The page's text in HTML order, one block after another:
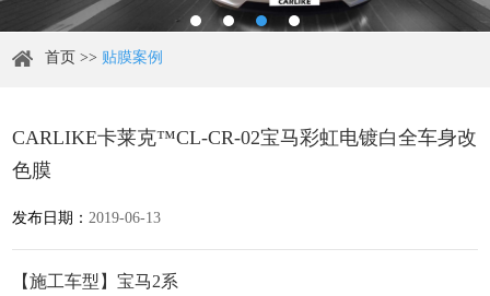
首页 >> 贴膜案例
CARLIKE卡莱克™CL-CR-02宝马彩虹电镀白全车身改
色膜
发布日期： 2019-06-13
【施工车型】宝马2系